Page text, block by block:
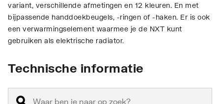
variant, verschillende afmetingen en 12 kleuren. En met
bijpassende handdoekbeugels, -ringen of -haken. Er is ook
een verwarmingselement waarmee je de NXT kunt
gebruiken als elektrische radiator.
Technische informatie